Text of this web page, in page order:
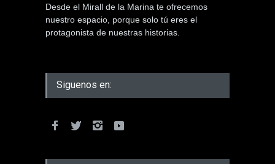
Desde el Mirall de la Marina te ofrecemos
nuestro espacio, porque solo tú eres el
protagonista de nuestras historias.
Siguenos en: